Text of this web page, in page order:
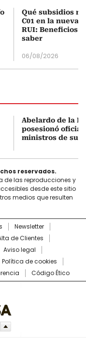
Qué subsidios
C01 en la nueva
RUI: Beneficios
saber
06/08/2026
Abelardo de la
posesionó
ministros de su
reservados.
de las reproducciones y
desde este sitio
medios que resulten
Newsletter
de Clientes
Aviso legal
Política de cookies
Código Ético